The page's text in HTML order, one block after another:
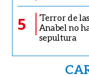
5
‘Terror de
Anabel no
sepultura